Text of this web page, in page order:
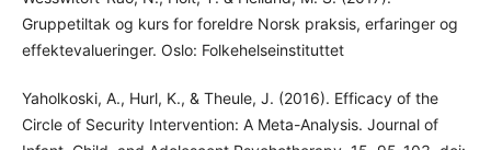
Gruppetiltak og kurs for foreldre Norsk praksis, erfaringer og
effektevalueringer. Oslo: Folkehelseinstituttet
Yaholkoski, A., Hurl, K., & Theule, J. (2016). Efficacy of the
Circle of Security Intervention: A Meta-Analysis. Journal of